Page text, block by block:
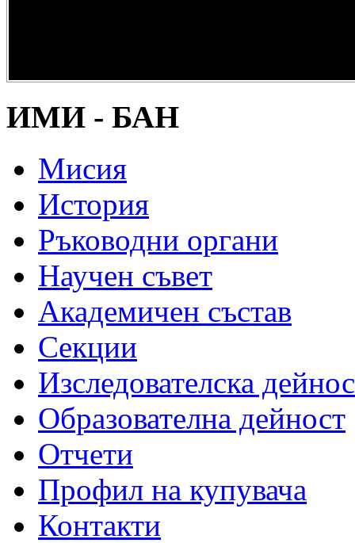
наследство” -
ИМИ - БАН
Мисия
История
Ръководни органи
Научен съвет
Академичен състав
Секции
Изследователска
Образователна дейност
Отчети
Профил на купувача
Контакти